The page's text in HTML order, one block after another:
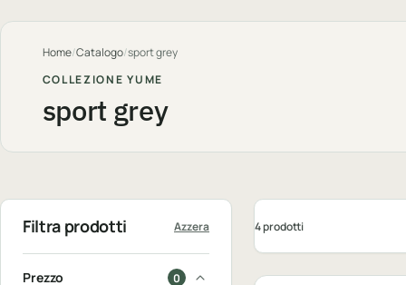
Home/Catalogo/sport grey
COLLEZIONE YUME
sport grey
Filtra prodotti Azzera
Prezzo 0
4 prodotti
Personalizzabile